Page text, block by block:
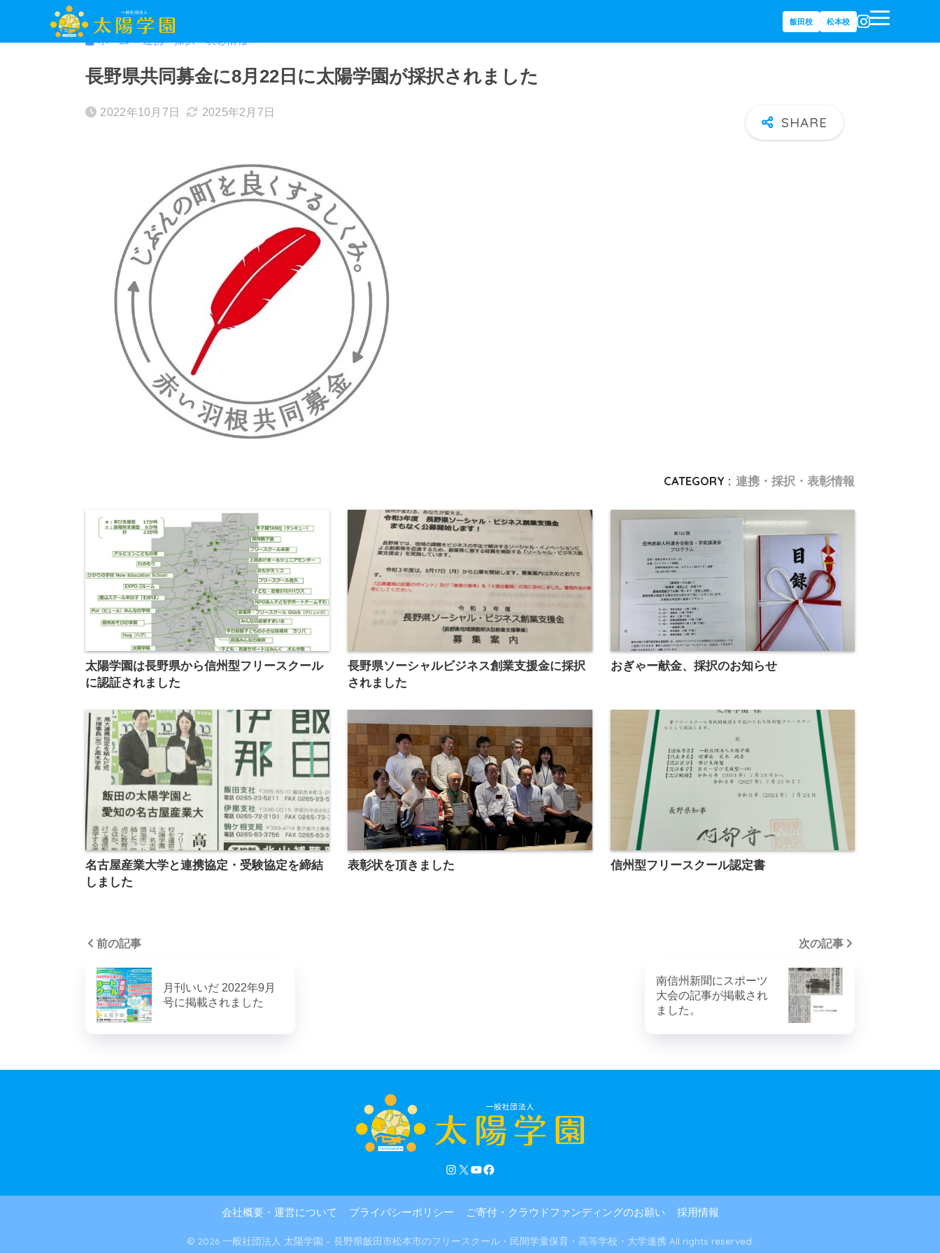
飯田校 松本校
ホーム 連携・採択・表彰情報
長野県共同募金に8月22日に太陽学園が採択されました
2022年10月7日 2025年2月7日
CATEGORY : 連携・採択・表彰情報
太陽学園は長野県から信州型フリースクール
に認証されました
長野県ソーシャルビジネス創業支援金に採択
されました
おぎゃー献金、採択のお知らせ
名古屋産業大学と連携協定・受験協定を締結
しました
表彰状を頂きました 信州型フリースクール認定書
前の記事
月刊いいだ 2022年9月
号に掲載されました
次の記事
南信州新聞にスポーツ
大会の記事が掲載され
ました。
会社概要・運営について プライバシーポリシー ご寄付・クラウドファンディングのお願い 採用情報
© 2026 一般社団法人 太陽学園 – 長野県飯田市松本市のフリースクール・民間学童保育・高等学校・大学連携 All rights reserved.